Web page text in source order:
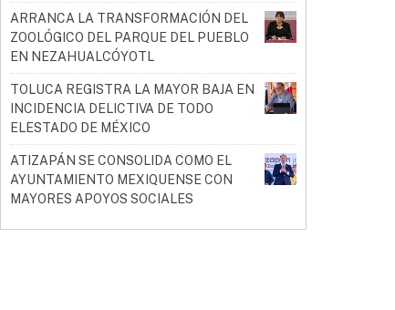
ARRANCA LA TRANSFORMACIÓN DEL
ZOOLÓGICO DEL PARQUE DEL PUEBLO
EN NEZAHUALCÓYOTL
TOLUCA REGISTRA LA MAYOR BAJA EN
INCIDENCIA DELICTIVA DE TODO
ELESTADO DE MÉXICO
ATIZAPÁN SE CONSOLIDA COMO EL
AYUNTAMIENTO MEXIQUENSE CON
MAYORES APOYOS SOCIALES